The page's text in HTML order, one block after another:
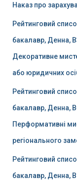
Наказ про
Рейтинговий
бакалавр, Денна,
Декоративне
або юридичних
Рейтинговий
бакалавр, Денна,
Перформативні
регіонального
Рейтинговий
бакалавр, Денна,